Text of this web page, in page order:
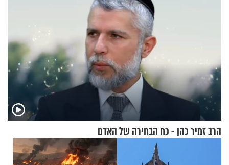
הרב זמיר כהן - כח הבחירה של האדם